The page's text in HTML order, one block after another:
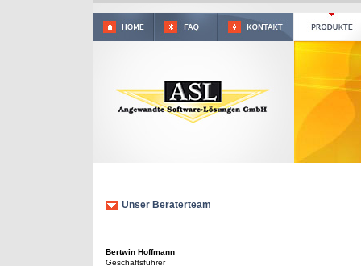
Unser Beraterteam
Bertwin Hoffmann
Geschäftsführer